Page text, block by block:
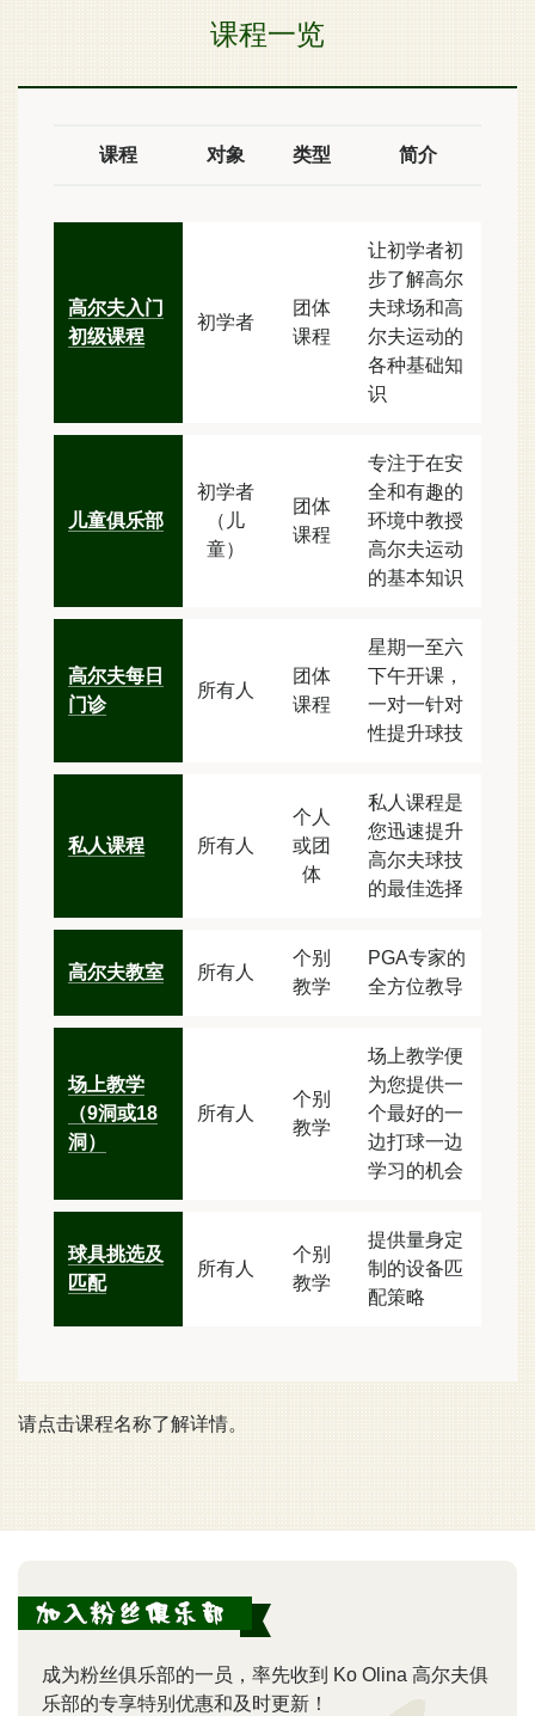
课程一览
课程 对象 类型 简介
高尔夫入门
初级课程
初学者
团体
课程
让初学者初
步了解高尔
夫球场和高
尔夫运动的
各种基础知
识
儿童俱乐部
初学者
（儿
童）
团体
课程
专注于在安
全和有趣的
环境中教授
高尔夫运动
的基本知识
高尔夫每日
门诊
所有人
团体
课程
星期一至六
下午开课，
一对一针对
性提升球技
私人课程 所有人
个人
或团
体
私人课程是
您迅速提升
高尔夫球技
的最佳选择
高尔夫教室 所有人
个别
教学
PGA专家的
全方位教导
场上教学
（9洞或18
洞）
所有人
个别
教学
场上教学便
为您提供一
个最好的一
边打球一边
学习的机会
球具挑选及
匹配
所有人
个别
教学
提供量身定
制的设备匹
配策略
请点击课程名称了解详情。
成为粉丝俱乐部的一员，率先收到 Ko Olina 高尔夫俱
乐部的专享特别优惠和及时更新！